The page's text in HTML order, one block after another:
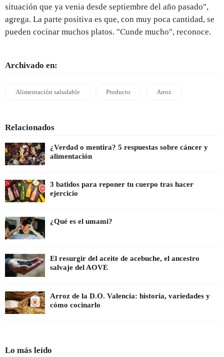
situación que ya venia desde septiembre del año pasado",
agrega. La parte positiva es que, con muy poca cantidad, se
pueden cocinar muchos platos. "Cunde mucho", reconoce.
Archivado en:
Alimentación saludable Producto Arroz
Relacionados
¿Verdad o mentira? 5 respuestas sobre cáncer y
alimentación
3 batidos para reponer tu cuerpo tras hacer
ejercicio
¿Qué es el umami?
El resurgir del aceite de acebuche, el ancestro
salvaje del AOVE
Arroz de la D.O. Valencia: historia, variedades y
cómo cocinarlo
Lo más leído